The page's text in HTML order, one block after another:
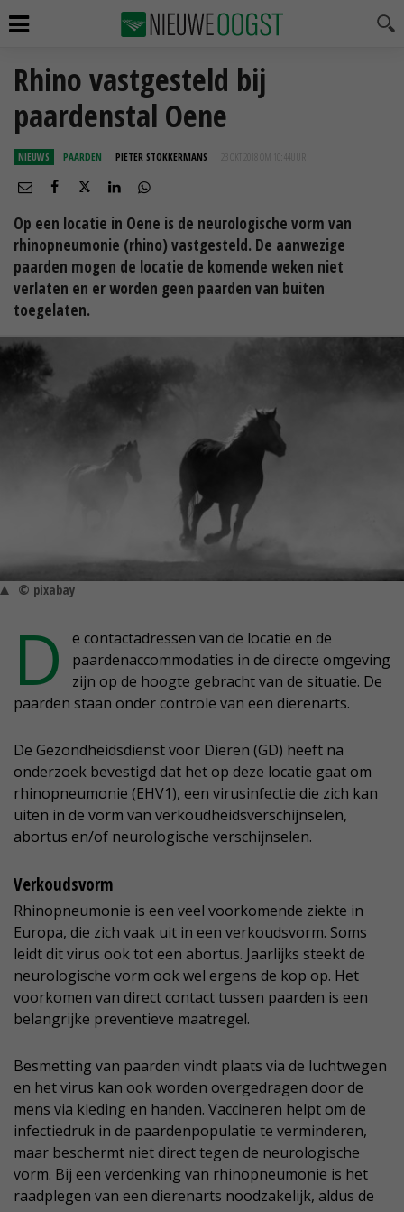
Rhino vastgesteld bij
paardenstal Oene
NIEUWS PAARDEN PIETER STOKKERMANS 23 OKT 2018 OM 10:44
Op een locatie in Oene is de neurologische vorm van
rhinopneumonie (rhino) vastgesteld. De aanwezige
paarden mogen de locatie de komende weken niet
verlaten en er worden geen paarden van buiten
toegelaten.
© pixabay
D
e contactadressen van de locatie en de
paardenaccommodaties in de directe omgeving
zijn op de hoogte gebracht van de situatie. De
paarden staan onder controle van een dierenarts.
De Gezondheidsdienst voor Dieren (GD) heeft na
onderzoek bevestigd dat het op deze locatie gaat om
rhinopneumonie (EHV1), een virusinfectie die zich kan
uiten in de vorm van verkoudheidsverschijnselen,
abortus en/of neurologische verschijnselen.
Verkoudsvorm
Rhinopneumonie is een veel voorkomende ziekte in
Europa, die zich vaak uit in een verkoudsvorm. Soms
leidt dit virus ook tot een abortus. Jaarlijks steekt de
neurologische vorm ook wel ergens de kop op. Het
voorkomen van direct contact tussen paarden is een
belangrijke preventieve maatregel.
Besmetting van paarden vindt plaats via de luchtwegen
en het virus kan ook worden overgedragen door de
mens via kleding en handen. Vaccineren helpt om de
infectiedruk in de paardenpopulatie te verminderen,
maar beschermt niet direct tegen de neurologische
vorm. Bij een verdenking van rhinopneumonie is het
raadplegen van een dierenarts noodzakelijk, aldus de